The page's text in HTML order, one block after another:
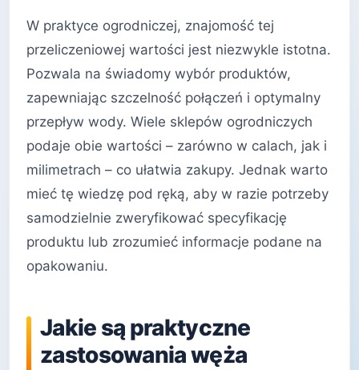
W praktyce ogrodniczej, znajomość tej
przeliczeniowej wartości jest niezwykle istotna.
Pozwala na świadomy wybór produktów,
zapewniając szczelność połączeń i optymalny
przepływ wody. Wiele sklepów ogrodniczych
podaje obie wartości – zarówno w calach, jak i
milimetrach – co ułatwia zakupy. Jednak warto
mieć tę wiedzę pod ręką, aby w razie potrzeby
samodzielnie zweryfikować specyfikację
produktu lub zrozumieć informacje podane na
opakowaniu.
Jakie są praktyczne
zastosowania węża